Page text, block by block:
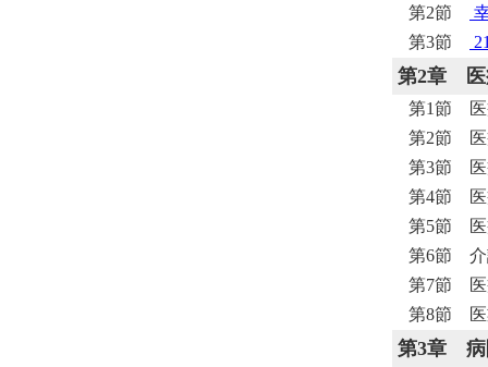
第2節
第3節
第2章
第1節 医
第2節 医
第3節 医
第4節 医
第5節 医
第6節 介
第7節 医
第8節 医
第3章